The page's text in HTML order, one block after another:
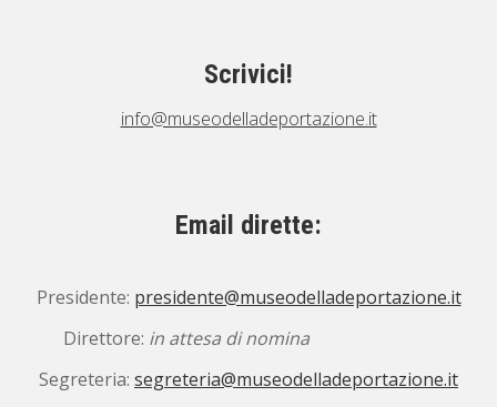
Scrivici!
info@museodelladeportazione.it
Email dirette:
Presidente: presidente@museodelladeportazione.it
Direttore: in attesa di nomina
Segreteria: segreteria@museodelladeportazione.it